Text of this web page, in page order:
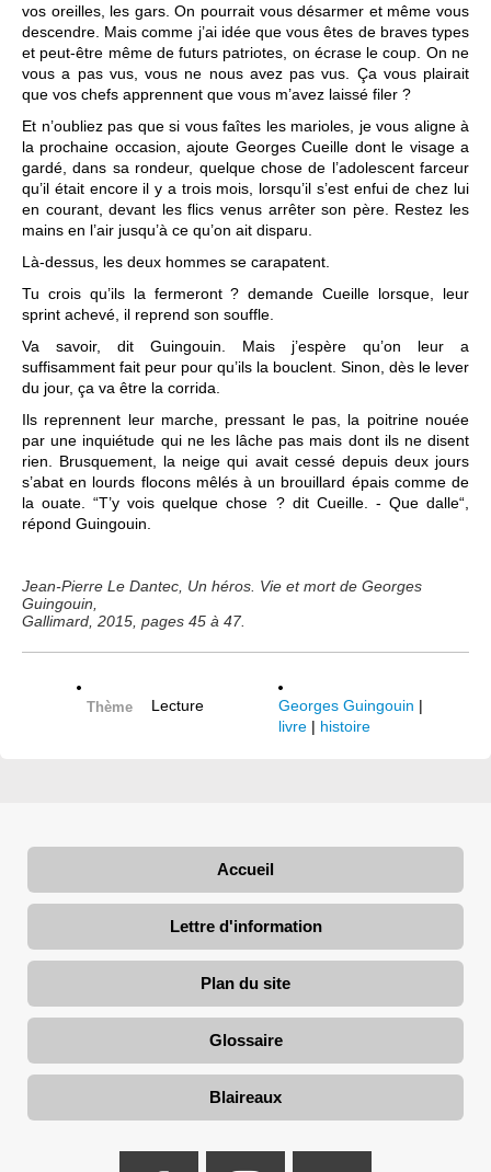
vos oreilles, les gars. On pourrait vous désarmer et même vous
descendre. Mais comme j’ai idée que vous êtes de braves types
et peut-être même de futurs patriotes, on écrase le coup. On ne
vous a pas vus, vous ne nous avez pas vus. Ça vous plairait
que vos chefs apprennent que vous m’avez laissé filer ?
Et n’oubliez pas que si vous faîtes les marioles, je vous aligne à
la prochaine occasion, ajoute Georges Cueille dont le visage a
gardé, dans sa rondeur, quelque chose de l’adolescent farceur
qu’il était encore il y a trois mois, lorsqu’il s’est enfui de chez lui
en courant, devant les flics venus arrêter son père. Restez les
mains en l’air jusqu’à ce qu’on ait disparu.
Là-dessus, les deux hommes se carapatent.
Tu crois qu’ils la fermeront ? demande Cueille lorsque, leur
sprint achevé, il reprend son souffle.
Va savoir, dit Guingouin. Mais j’espère qu’on leur a
suffisamment fait peur pour qu’ils la bouclent. Sinon, dès le lever
du jour, ça va être la corrida.
Ils reprennent leur marche, pressant le pas, la poitrine nouée
par une inquiétude qui ne les lâche pas mais dont ils ne disent
rien. Brusquement, la neige qui avait cessé depuis deux jours
s’abat en lourds flocons mêlés à un brouillard épais comme de
la ouate. “T’y vois quelque chose ? dit Cueille. - Que dalle“,
répond Guingouin.
Jean-Pierre Le Dantec, Un héros. Vie et mort de Georges
Guingouin,
Gallimard, 2015, pages 45 à 47.
Thème Lecture Georges Guingouin |
livre | histoire
Accueil
Lettre d'information
Plan du site
Glossaire
Blaireaux